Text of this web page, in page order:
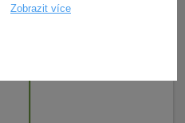
Zobrazit více